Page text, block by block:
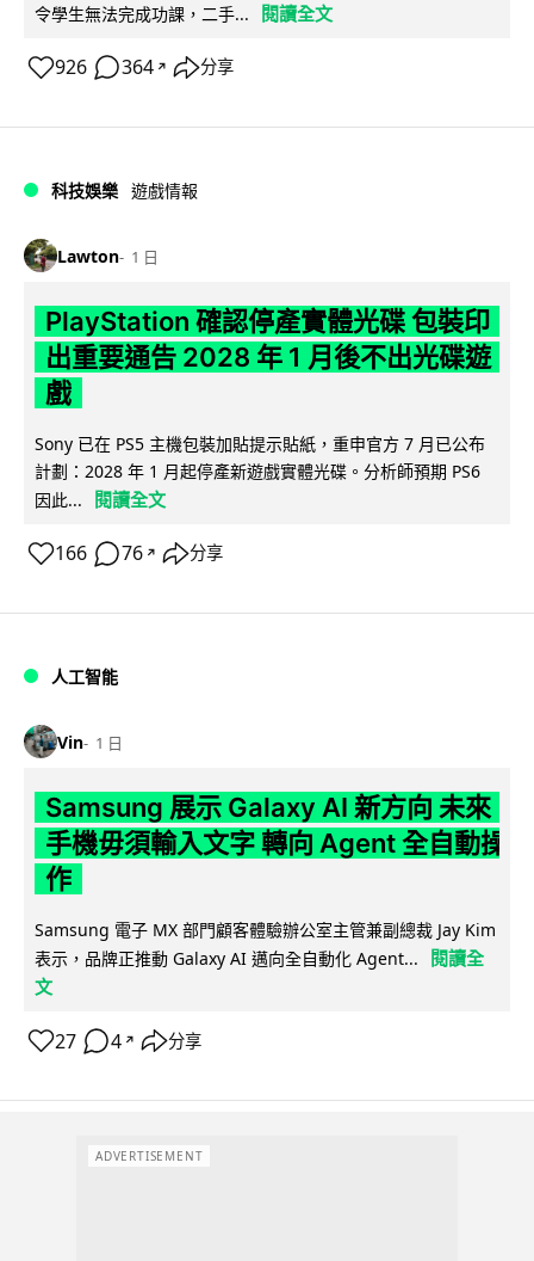
令學生無法完成功課，二手...
閱讀全文
926 364 ↗ 分享
科技娛樂 遊戲情報
Lawton 1 日
PlayStation 確認停產實體光碟 包裝印
出重要通告 2028 年 1 月後不出光碟遊
戲
Sony 已在 PS5 主機包裝加貼提示貼紙，重申官方 7 月已公布
計劃：2028 年 1 月起停產新遊戲實體光碟。分析師預期 PS6
因此...
閱讀全文
166 76 ↗ 分享
人工智能
Vin 1 日
Samsung 展示 Galaxy AI 新方向 未來
手機毋須輸入文字 轉向 Agent 全自動操
作
Samsung 電子 MX 部門顧客體驗辦公室主管兼副總裁 Jay Kim
表示，品牌正推動 Galaxy AI 邁向全自動化 Agent...
閱讀全
文
27 4 ↗ 分享
ADVERTISEMENT